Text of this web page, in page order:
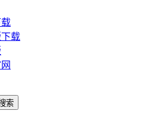
载
下载
索